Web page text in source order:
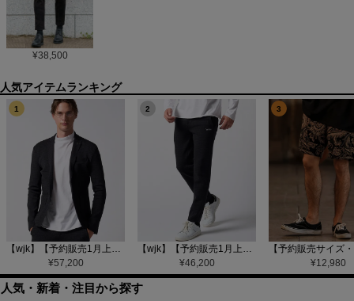
¥38,500
1
【wjk】【予約販売1月上旬～中旬入荷】function knit jacket(jacquard check) ニットジャケット(207 mw08j)
¥57,200
2
【wjk】【予約販売1月上旬～中旬入荷】function knit easy slacks(jacquard check) ニットイージーパンツ(504 mw08j)
¥46,200
3
¥12,980
人気・新着・注目から探す